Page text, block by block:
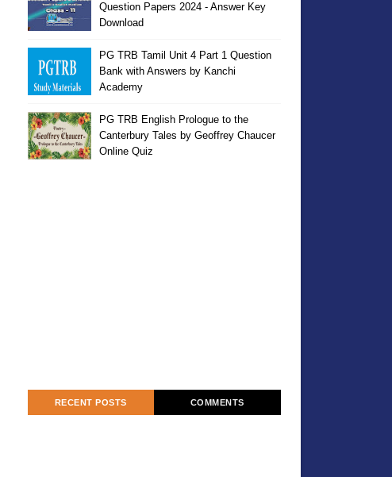
Question Papers 2024 - Answer Key
Download
PG TRB Tamil Unit 4 Part 1 Question
Bank with Answers by Kanchi
Academy
PG TRB English Prologue to the
Canterbury Tales by Geoffrey Chaucer
Online Quiz
RECENT POSTS COMMENTS